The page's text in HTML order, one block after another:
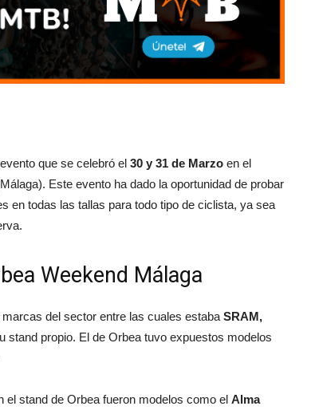
que se celebró el 30 y 31 de Marzo en el
Este evento ha dado la oportunidad de probar
en todas las tallas para todo tipo de ciclista, ya sea
Weekend Málaga
del sector entre las cuales estaba SRAM,
stand propio. El de Orbea tuvo expuestos modelos
el stand de Orbea fueron modelos como el Alma